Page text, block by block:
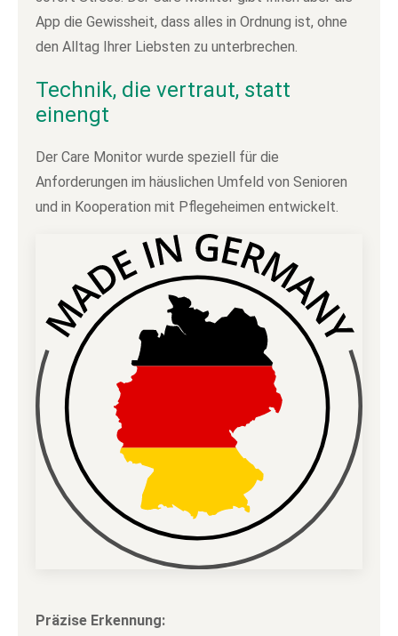
App die Gewissheit, dass alles in Ordnung ist, ohne
den Alltag Ihrer Liebsten zu unterbrechen.
Technik, die vertraut, statt
einengt
Der Care Monitor wurde speziell für die
Anforderungen im häuslichen Umfeld von Senioren
und in Kooperation mit Pflegeheimen entwickelt.
Präzise Erkennung: